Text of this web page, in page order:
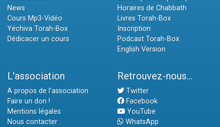
News
Cours Mp3-Vidéo
Yéchiva Torah-Box
Dédicacer un cours
Horaires de Chabbath
Livres Torah-Box
Inscription
Podcast Torah-Box
English Version
L'association
A propos de l'association
Faire un don !
Mentions légales
Nous contacter
Retrouvez-nous...
Twitter
Facebook
YouTube
WhatsApp